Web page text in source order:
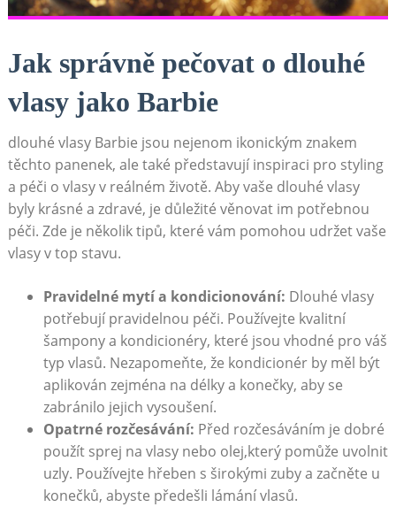
Jak správně pečovat o dlouhé
vlasy jako Barbie
dlouhé vlasy Barbie jsou nejenom ikonickým znakem
těchto panenek, ale také představují inspiraci pro styling
a péči o vlasy v reálném životě. Aby vaše dlouhé vlasy
byly krásné a zdravé, je důležité věnovat im potřebnou
péči. Zde je několik tipů, které vám pomohou udržet vaše
vlasy v top stavu.
Pravidelné mytí a kondicionování: Dlouhé vlasy
potřebují pravidelnou péči. Používejte kvalitní
šampony a kondicionéry, které jsou vhodné pro váš
typ vlasů. Nezapomeňte, že kondicionér by měl být
aplikován zejména na délky a konečky, aby se
zabránilo jejich vysoušení.
Opatrné rozčesávání: Před rozčesáváním je dobré
použít sprej na vlasy nebo olej,který pomůže uvolnit
uzly. Používejte hřeben s širokými zuby a začněte u
konečků, abyste předešli lámání vlasů.